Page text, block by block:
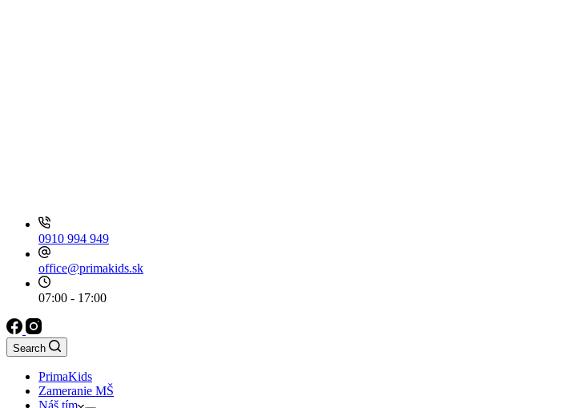
0910 994 949
office@primakids.sk
07:00 - 17:00
Search
PrimaKids
Zameranie MŠ
Náš tím